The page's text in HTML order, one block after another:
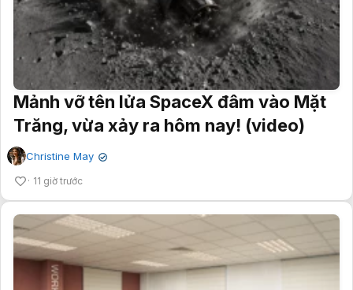
Mảnh vỡ tên lửa SpaceX đâm vào Mặt
Trăng, vừa xảy ra hôm nay! (video)
Christine May ✔
11 giờ trước